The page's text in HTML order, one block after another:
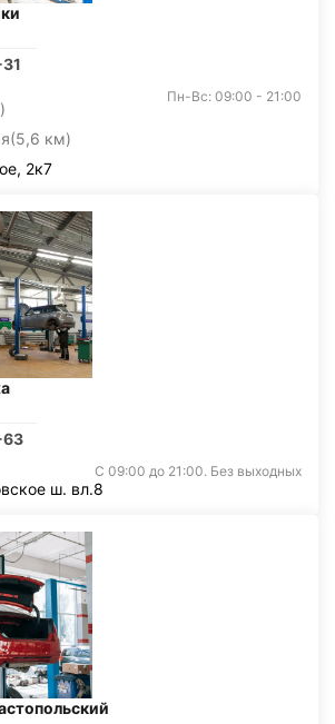
(5,6 км)
Пн-Вс: 09:00 - 21:00
2к7
63
С 09:00 до 21:00. Без выходных
ш. вл.8